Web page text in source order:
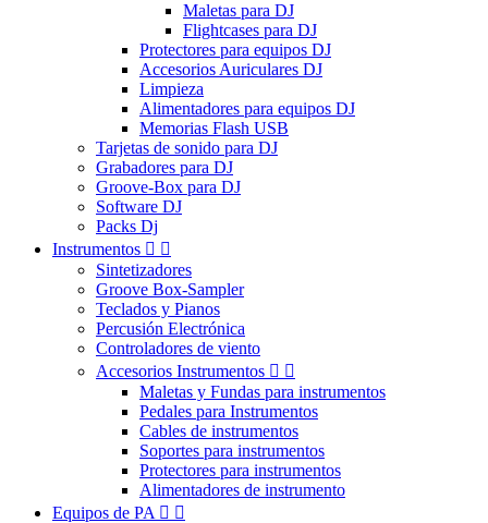
Maletas para DJ
Flightcases para DJ
Protectores para equipos DJ
Accesorios Auriculares DJ
Limpieza
Alimentadores para equipos DJ
Memorias Flash USB
Tarjetas de sonido para DJ
Grabadores para DJ
Groove-Box para DJ
Software DJ
Packs Dj
Instrumentos  
Sintetizadores
Groove Box-Sampler
Teclados y Pianos
Percusión Electrónica
Controladores de viento
Accesorios Instrumentos  
Maletas y Fundas para instrumentos
Pedales para Instrumentos
Cables de instrumentos
Soportes para instrumentos
Protectores para instrumentos
Alimentadores de instrumento
Equipos de PA  